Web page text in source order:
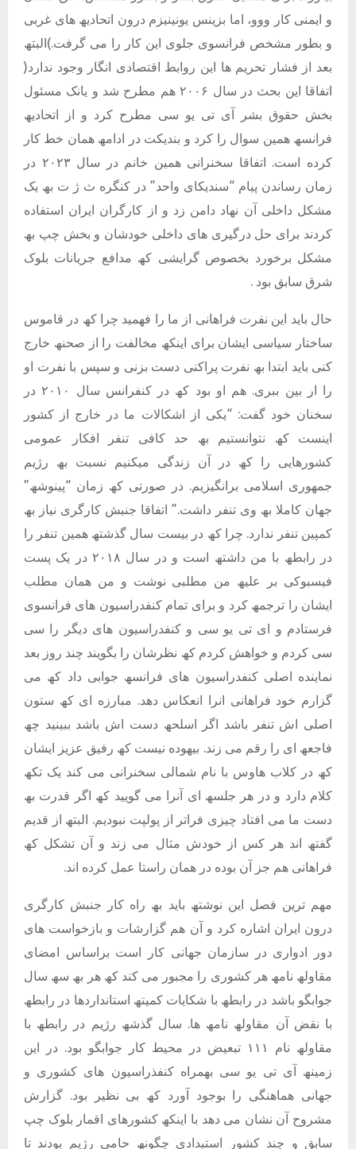
و ایمنی کار ووو، اما بزینس یونینیزم درون اتحادیھ ھای غربی
و بطور مشخص فرانسوی جلوی این کار را می گرفت.)البتھ
بعد از فشار تحریم ھا این روابط اقتصادی انگار وجود ندارد(
اتفاقا این بحث در سال ٢٠٠۶ ھم مطرح شد و یانک مسئول
بخش حقوق بشر آی تی یو سی مطرح کرد و از اتحادیھ
فرانسھ ھمین سوال را کرد و بندیکت در ادامھ ھمان خط کار
کرده است. اتفاقا سخنرانی ھمین خانم در سال ٢٠٢٣ در
زمان رساندن پیام “سندیکای واحد” در کنگره ث ژ ت بھ یک
مشکل داخلی آن نھاد دامن زد و از کارگران ایران استفاده
کردند برای حل درگیری ھای داخلی خودشان و بخش چپ بھ
مشکل برخورد بخصوص گرایشی کھ مدافع جریانات بلوک
شرق سابق بود .
حال باید این نفرت فراھانی از ما را فھمید چرا کھ در قاموس
ساختار سیاسی ایشان برای اینکھ مخالفت را از صحنھ خارج
کنی باید ابتدا بھ نفرت پراکنی دست بزنی و سپس با نفرت او
را ار بین ببری. ھم او بود کھ در کنفرانس سال ٢٠١٠ در
سخنان خود گفت: “یکی از اشکالات ما در خارج از کشور
اینست کھ نتوانستیم بھ حد کافی تنفر افکار عمومی
کشورھایی را کھ در آن زندگی میکنیم نسبت بھ رژیم
جمھوری اسلامی برانگیزیم. در صورتی کھ زمان “پینوشھ”
جھان کاملا بھ وی تنفر داشت.” اتفاقا جنبش کارگری نیاز بھ
کمپین تنفر ندارد. چرا کھ در بیست سال گذشتھ ھمین تنفر را
در رابطھ با من داشتھ است و در سال ٢٠١٨ در یک پست
فیسبوکی بر علیھ من مطلبی نوشت و من ھمان مطلب
ایشان را ترجمھ کرد و برای تمام کنفدراسیون ھای فرانسوی
فرستادم و ای تی یو سی و کنفدراسیون ھای دیگر را سی
سی کردم و خواھش کردم کھ نظرشان را بگویند چند روز بعد
نماینده اصلی کنفدراسیون ھای فرانسھ جوابی داد کھ می
گزارم خود فراھانی انرا انعکاس دھد. مبارزه ای کھ ستون
اصلی اش تنفر باشد اگر اسلحھ دست اش باشد ببینید چھ
فاجعھ ای را رقم می زند. بیھوده نیست کھ رفیق عزیز ایشان
کھ در کلاب ھاوس با نام شمالی سخنرانی می کند یک تکھ
کلام دارد و در ھر جلسھ ای آنرا می گویید کھ اگر قدرت بھ
دست ما می افتاد چیزی فراتر از پولپت نبودیم. البتھ از قدیم
گفتھ اند ھر کس از خودش مثال می زند و آن تشکل کھ
فراھانی ھم جز آن بوده در ھمان راستا عمل کرده اند.
مھم ترین فصل این نوشتھ باید بھ راه کار جنبش کارگری
درون ایران اشاره کرد و آن ھم گزارشات و بازخواست ھای
دور ادواری در سازمان جھانی کار است براساس امضای
مقاولھ نامھ ھر کشوری را مجبور می کند کھ ھر بھ سھ سال
جوابگو باشد در رابطھ با شکایات کمیتھ استانداردھا در رابطھ
با نقض آن مقاولھ نامھ ھا. سال گذشھ رژیم در رابطھ با
مقاولھ نام ١١١ تبعیض در محیط کار جوابگو بود. در این
زمینھ آی تی یو سی بھمراه کنفذراسیون ھای کشوری و
جھانی ھماھنگی را بوجود آورد کھ بی نظیر بود. گزارش
مشروح آن نشان می دھد با اینکھ کشورھای اقمار بلوک چپ
سابق و چند کشور استبدادی چگونھ حامی رژیم بودند تا